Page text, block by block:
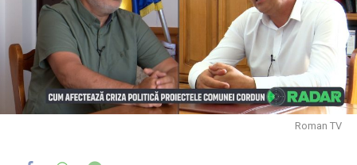
Roman TV